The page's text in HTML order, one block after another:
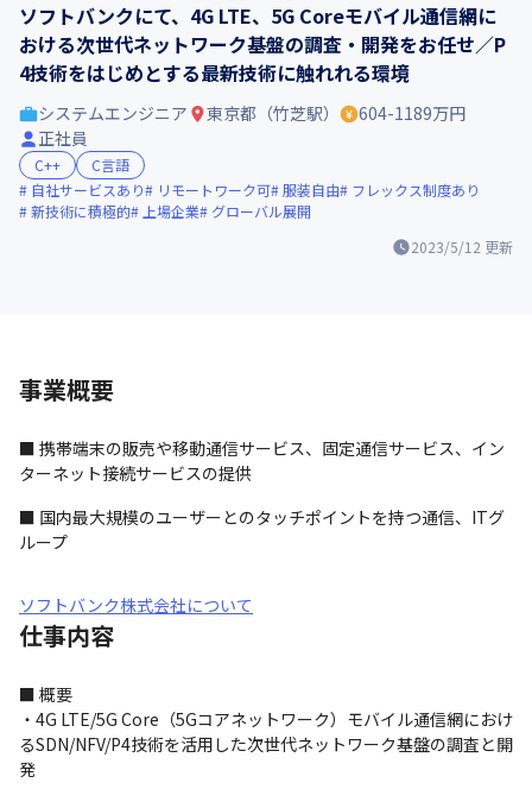
ソフトバンクにて、4G LTE、5G Coreモバイル通信網に
おける次世代ネットワーク基盤の調査・開発をお任せ／P
4技術をはじめとする最新技術に触れれる環境
2023/5/12 更新
システムエンジニア 東京都（竹芝駅）
604-1189万円
正社員
C++
C言語
自社サービスあり
リモートワーク可 服装自由
フレックス制度あり
新技術に積極的
上場企業 グローバル展開
事業概要
■ 携帯端末の販売や移動通信サービス、固定通信サービス、イン
ターネット接続サービスの提供
■ 国内最大規模のユーザーとのタッチポイントを持つ通信、ITグ
ループ
ソフトバンク株式会社について
仕事内容
■ 概要
・4G LTE/5G Core（5Gコアネットワーク）モバイル通信網におけ
るSDN/NFV/P4技術を活用した次世代ネットワーク基盤の調査と開
発